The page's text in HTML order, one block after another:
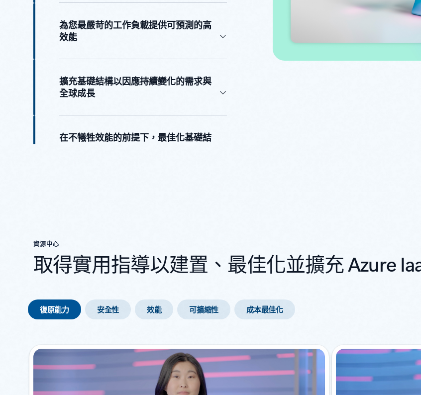
為您最嚴苛的工作負載提供可預測的高
效能
擴充基礎結構以因應持續變化的需求與
全球成長
在不犧牲效能的前提下，最佳化基礎結
資源中心
取得實用指導以建置、最佳化並擴充 Azure
復原能力 安全性 效能 可擴縮性 成本最佳化
顯示 1-2 張投影片 (共 8 張)